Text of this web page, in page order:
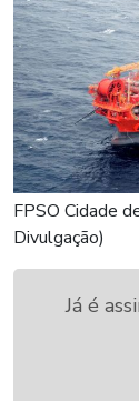
FPSO Cidade
Divulgação)
Já é